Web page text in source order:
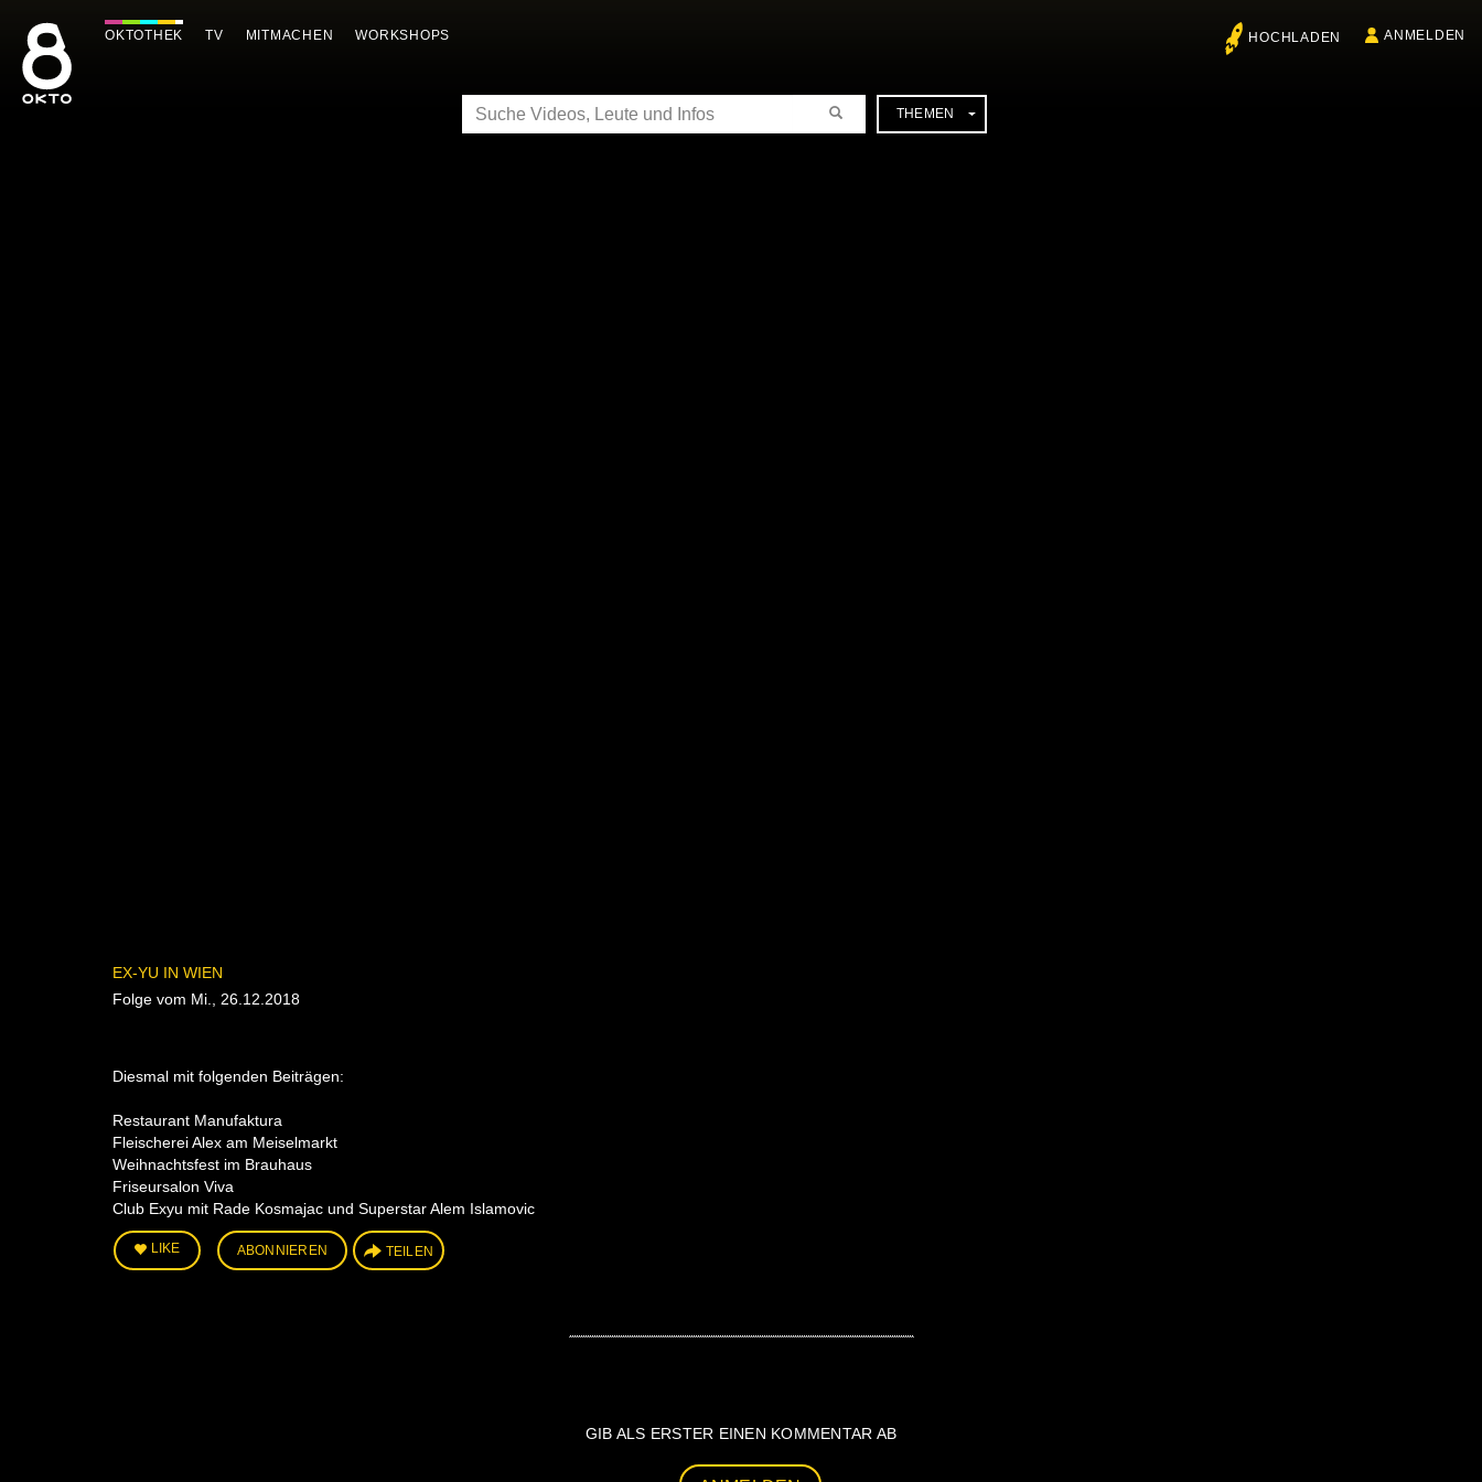
Inhalt
springen
OKTOTHEK TV MITMACHEN WORKSHOPS HOCHLADEN ANMELDEN
SUCHE THEMEN
EX-YU IN WIEN
Folge vom Mi., 26.12.2018
Diesmal mit folgenden Beiträgen:
Restaurant Manufaktura
Fleischerei Alex am Meiselmarkt
Weihnachtsfest im Brauhaus
Friseursalon Viva
Club Exyu mit Rade Kosmajac und Superstar Alem Islamovic
LIKE ABONNIEREN TEILEN
GIB ALS ERSTER EINEN KOMMENTAR AB